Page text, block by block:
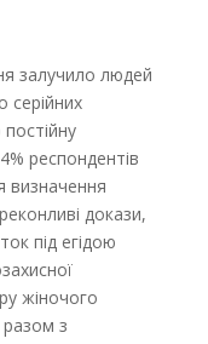
залучило людей
серійних
постійну
респондентів
визначення
докази,
під егідою
жіночого
з